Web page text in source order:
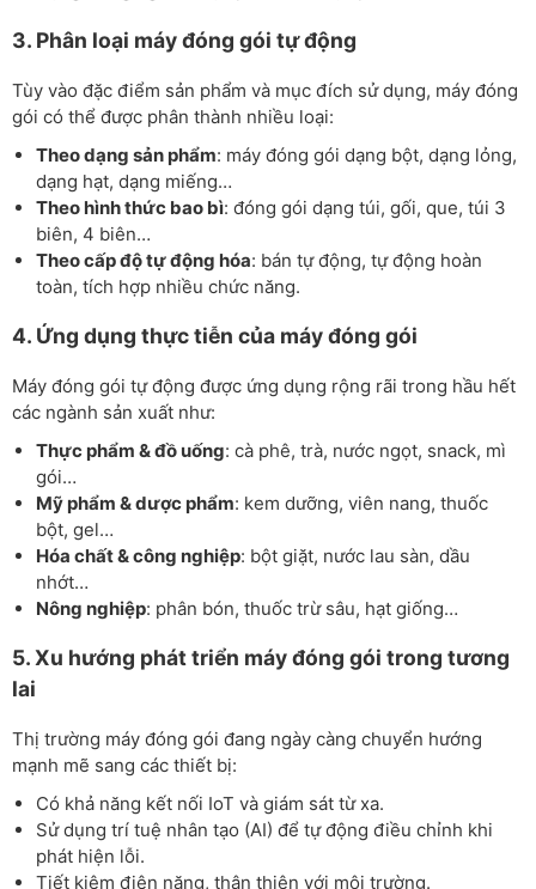
3. Phân loại máy đóng gói tự động
Tùy vào đặc điểm sản phẩm và mục đích sử dụng, máy đóng
gói có thể được phân thành nhiều loại:
Theo dạng sản phẩm: máy đóng gói dạng bột, dạng lỏng,
dạng hạt, dạng miếng…
Theo hình thức bao bì: đóng gói dạng túi, gối, que, túi 3
biên, 4 biên…
Theo cấp độ tự động hóa: bán tự động, tự động hoàn
toàn, tích hợp nhiều chức năng.
4. Ứng dụng thực tiễn của máy đóng gói
Máy đóng gói tự động được ứng dụng rộng rãi trong hầu hết
các ngành sản xuất như:
Thực phẩm & đồ uống: cà phê, trà, nước ngọt, snack, mì
gói…
Mỹ phẩm & dược phẩm: kem dưỡng, viên nang, thuốc
bột, gel…
Hóa chất & công nghiệp: bột giặt, nước lau sàn, dầu
nhớt…
Nông nghiệp: phân bón, thuốc trừ sâu, hạt giống…
5. Xu hướng phát triển máy đóng gói trong tương
lai
Thị trường máy đóng gói đang ngày càng chuyển hướng
mạnh mẽ sang các thiết bị:
Có khả năng kết nối IoT và giám sát từ xa.
Sử dụng trí tuệ nhân tạo (AI) để tự động điều chỉnh khi
phát hiện lỗi.
Tiết kiệm điện năng, thân thiện với môi trường.